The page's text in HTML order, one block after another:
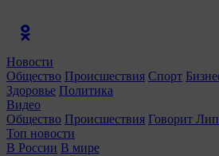
Новости
Общество Происшествия Спорт
Здоровье Политика
Видео
Общество Происшествия Говорит
Топ новости
В России В мире